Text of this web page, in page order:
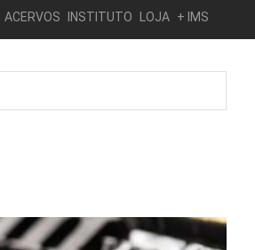
ACERVOS INSTITUTO LOJA + IMS